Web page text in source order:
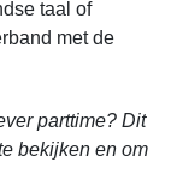
taal of
met de
parttime? Dit
bekijken en om